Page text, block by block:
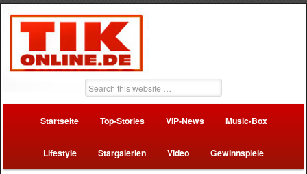
Startseite Top-Stories VIP-News Music-Box
Lifestyle Stargalerien Video Gewinnspiele